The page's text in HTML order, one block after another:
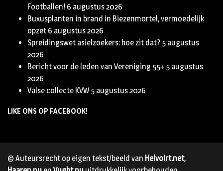
Footballen! 6 augustus 2026
Buxusplanten in brand in Biezenmortel, vermoedelijk
opzet 6 augustus 2026
Spreidingswet asielzoekers: hoe zit dat? 5 augustus
2026
Bericht voor de leden van Vereniging 55+ 5 augustus
2026
Valse collecte KVW 5 augustus 2026
LIKE ONS OP FACEBOOK!
© Auteursrecht op eigen tekst/beeld van Helvoirt.net,